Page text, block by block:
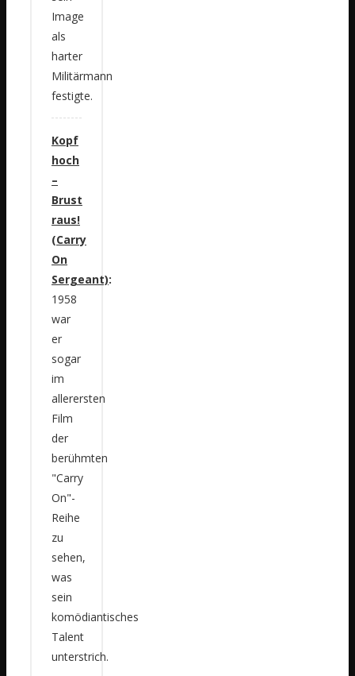
Image
als
harter
Militärmann
festigte.
Kopf
hoch
–
Brust
raus!
(Carry
On
Sergeant):
1958
war
er
sogar
im
allerersten
Film
der
berühmten
"Carry
On"-
Reihe
zu
sehen,
was
sein
komödiantisches
Talent
unterstrich.